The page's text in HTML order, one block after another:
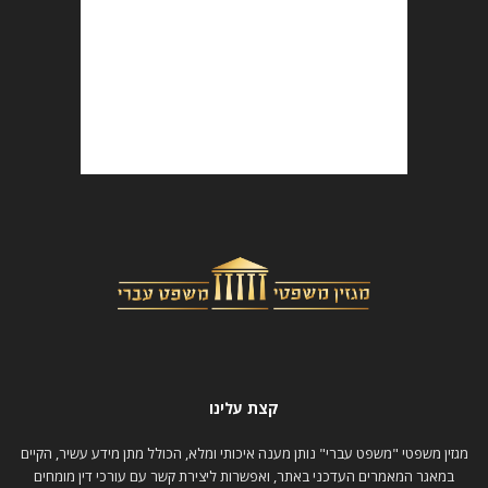
קצת עלינו
מגזין משפטי "משפט עברי" נותן מענה איכותי ומלא, הכולל מתן מידע עשיר, הקיים
במאגר המאמרים העדכני באתר, ואפשרות ליצירת קשר עם עורכי דין מומחים